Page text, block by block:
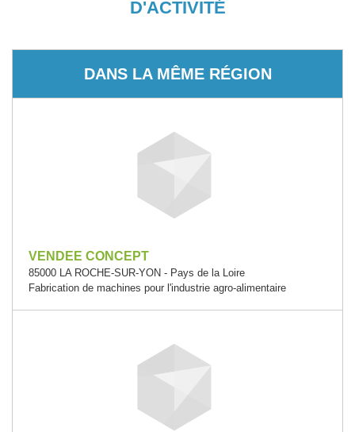
D'ACTIVITÉ
DANS LA MÊME RÉGION
VENDEE CONCEPT
85000 LA ROCHE-SUR-YON - Pays de la Loire
Fabrication de machines pour l'industrie agro-alimentaire